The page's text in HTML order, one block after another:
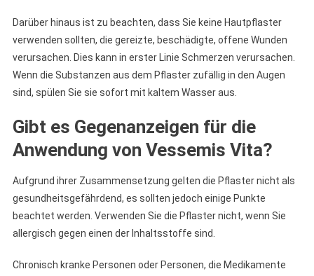
Darüber hinaus ist zu beachten, dass Sie keine Hautpflaster
verwenden sollten, die gereizte, beschädigte, offene Wunden
verursachen. Dies kann in erster Linie Schmerzen verursachen.
Wenn die Substanzen aus dem Pflaster zufällig in den Augen
sind, spülen Sie sie sofort mit kaltem Wasser aus.
Gibt es Gegenanzeigen für die
Anwendung von Vessemis Vita?
Aufgrund ihrer Zusammensetzung gelten die Pflaster nicht als
gesundheitsgefährdend, es sollten jedoch einige Punkte
beachtet werden. Verwenden Sie die Pflaster nicht, wenn Sie
allergisch gegen einen der Inhaltsstoffe sind.
Chronisch kranke Personen oder Personen, die Medikamente